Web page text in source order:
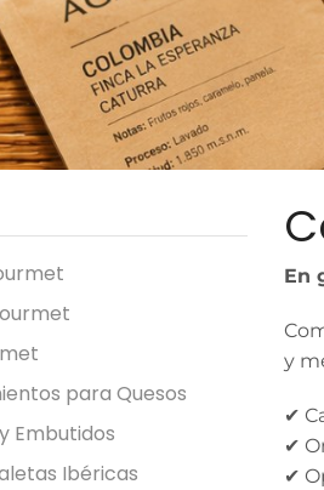
En
y
✔
✔
✔
para Quesos
Embutidos
Ibéricas